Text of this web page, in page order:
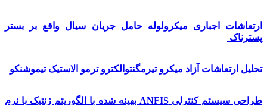
ارتعاشات اجباری میکرولوله حامل جریان سیال واقع بر بستر
پسترناک
تحلیل ارتعاشات آزاد میکرو تیرمگنتوالکترو ترمو الاستیک تیموشنکو
طراحی سیستم کنترلی ANFIS بهینه شده با الگوریتم ژنتیک با نرم